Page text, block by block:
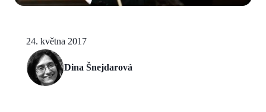
24. května 2017
Dina Šnejdarová